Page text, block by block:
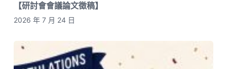
【研討會會議論文徵稿】
2026 年 7 月 24 日